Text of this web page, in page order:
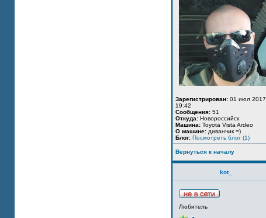
Зарегистрирован: 01 июл 2017,
19:42
Сообщения: 51
Откуда: Новороссийск
Машина: Toyota Vista Ardeo
О машине: диванчик =)
Блог: Посмотреть блог (1)
Вернуться к началу
kot_
Любитель